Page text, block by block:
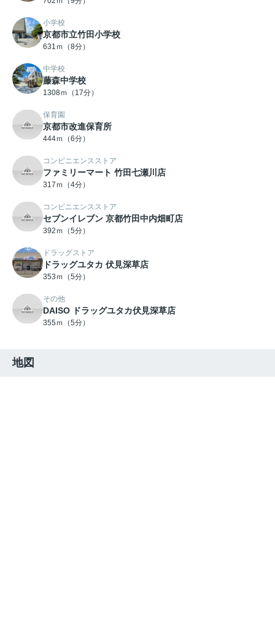
小学校
京都市立竹田小学校
631ｍ（8分）
中学校
藤森中学校
1308ｍ（17分）
保育園
京都市改進保育所
444ｍ（6分）
コンビニエンスストア
ファミリーマート 竹田七瀬川店
317ｍ（4分）
コンビニエンスストア
セブンイレブン 京都竹田中内畑町店
392ｍ（5分）
ドラッグストア
ドラッグユタカ 伏見深草店
353ｍ（5分）
その他
DAISO ドラッグユタカ伏見深草店
355ｍ（5分）
地図